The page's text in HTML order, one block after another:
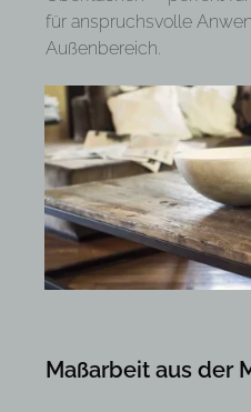
für anspruchsvolle
Außenbereich.
Maßarbeit aus der